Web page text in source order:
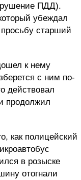
ПДД).
убеждал
старший
к нему
с ним по-
действовал
продолжил
как полицейский
в розыске
отогнали